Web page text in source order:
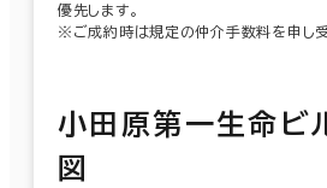
優先します。
※ご成約時は規定の仲介手数料を申し受
小田原第一生命ビ
図